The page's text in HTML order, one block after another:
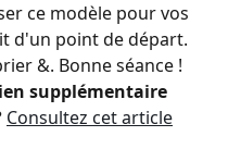
ce modèle pour vos
d'un point de départ.
&. Bonne séance !
supplémentaire
Consultez cet article